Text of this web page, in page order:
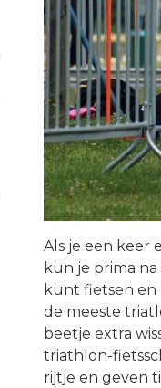
Als je een keer
kun je prima
kunt fietsen en
de meeste
beetje extra
triathlon-
rijtje en geven